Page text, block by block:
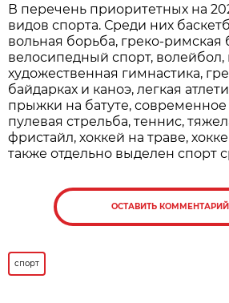
В перечень приоритетных на
видов спорта. Среди них
вольная борьба, греко-римская
велосипедный спорт, волейбол,
художественная гимнастика,
байдарках и каноэ, легкая
прыжки на батуте,
пулевая стрельба, теннис,
фристайл, хоккей на траве,
также отдельно выделен спорт
ОСТАВИТЬ КОММЕНТАРИЙ
спорт